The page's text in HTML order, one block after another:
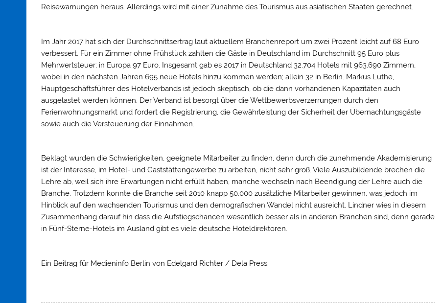
Reisewarnungen heraus. Allerdings wird mit einer Zunahme des Tourismus aus asiatischen Staaten gerechnet.
Im Jahr 2017 hat sich der Durchschnittsertrag laut aktuellem Branchenreport um zwei Prozent leicht auf 68 Euro
verbessert. Für ein Zimmer ohne Frühstück zahlten die Gäste in Deutschland im Durchschnitt 95 Euro plus
Mehrwertsteuer; in Europa 97 Euro. Insgesamt gab es 2017 in Deutschland 32.704 Hotels mit 963.690 Zimmern,
wobei in den nächsten Jahren 695 neue Hotels hinzu kommen werden; allein 32 in Berlin. Markus Luthe,
Hauptgeschäftsführer des Hotelverbands ist jedoch skeptisch, ob die dann vorhandenen Kapazitäten auch
ausgelastet werden können. Der Verband ist besorgt über die Wettbewerbsverzerrungen durch den
Ferienwohnungsmarkt und fordert die Registrierung, die Gewährleistung der Sicherheit der Übernachtungsgäste
sowie auch die Versteuerung der Einnahmen.
Beklagt wurden die Schwierigkeiten, geeignete Mitarbeiter zu finden, denn durch die zunehmende Akademisierung
ist der Interesse, im Hotel- und Gaststättengewerbe zu arbeiten, nicht sehr groß. Viele Auszubildende brechen die
Lehre ab, weil sich ihre Erwartungen nicht erfüllt haben, manche wechseln nach Beendigung der Lehre auch die
Branche. Trotzdem konnte die Branche seit 2010 knapp 50.000 zusätzliche Mitarbeiter gewinnen, was jedoch im
Hinblick auf den wachsenden Tourismus und den demografischen Wandel nicht ausreicht. Lindner wies in diesem
Zusammenhang darauf hin dass die Aufstiegschancen wesentlich besser als in anderen Branchen sind, denn gerade
in Fünf-Sterne-Hotels im Ausland gibt es viele deutsche Hoteldirektoren.
Ein Beitrag für Medieninfo Berlin von Edelgard Richter / Dela Press.